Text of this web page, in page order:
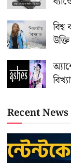
Recent News